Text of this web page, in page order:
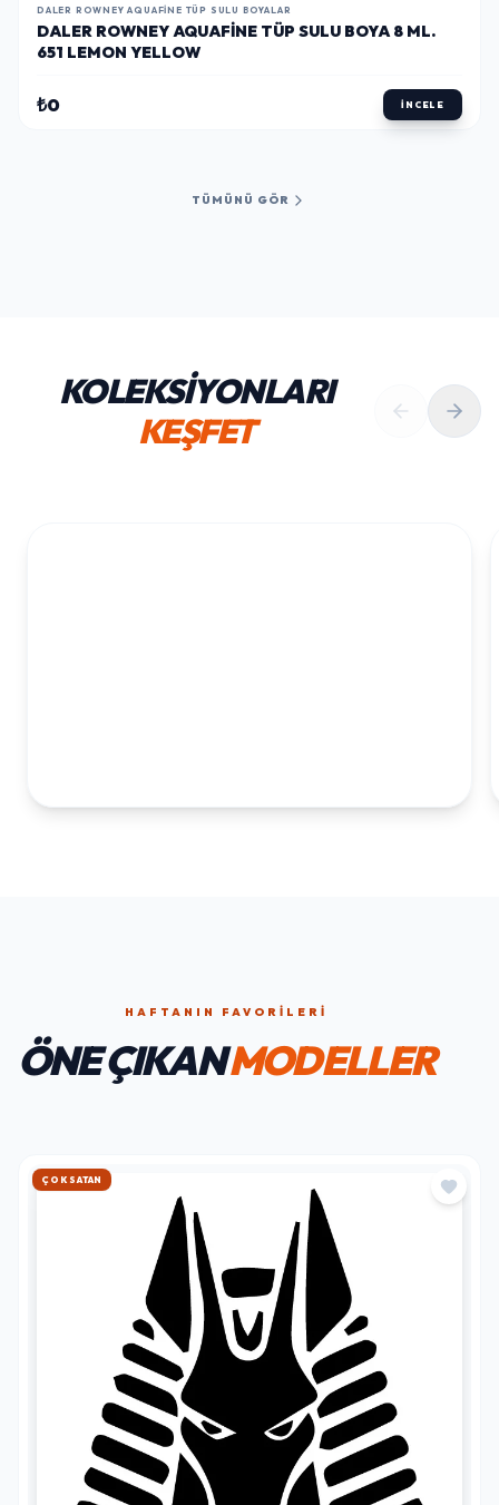
DALER ROWNEY AQUAFINE TÜP SULU BOYALAR
DALER ROWNEY AQUAFINE TÜP SULU BOYA 8 ML.
651 LEMON YELLOW
₺0 İNCELE
TÜMÜNÜ GÖR
KOLEKSİYONLARI
KEŞFET
HAFTANIN FAVORILERI
ÖNE ÇIKANMODELLER
HIZLI KARGO